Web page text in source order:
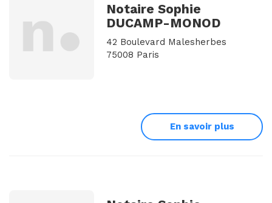
Notaire Sophie
DUCAMP-MONOD
42 Boulevard Malesherbes
75008 Paris
En savoir plus